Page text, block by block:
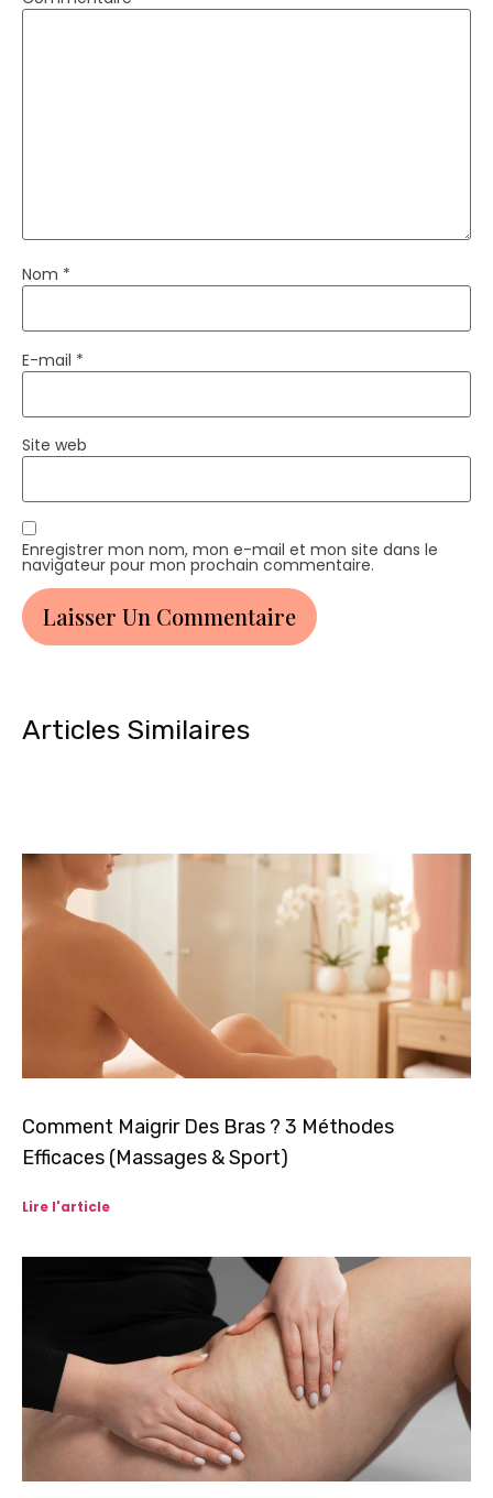
Nom *
E-mail *
Site web
Enregistrer mon nom, mon e-mail et mon site dans le
navigateur pour mon prochain commentaire.
Articles Similaires
Comment Maigrir Des Bras ? 3 Méthodes
Efficaces (Massages & Sport)
Lire l'article